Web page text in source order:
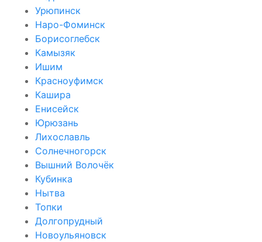
Урюпинск
Наро-Фоминск
Борисоглебск
Камызяк
Ишим
Красноуфимск
Кашира
Енисейск
Юрюзань
Лихославль
Солнечногорск
Вышний Волочёк
Кубинка
Нытва
Топки
Долгопрудный
Новоульяновск